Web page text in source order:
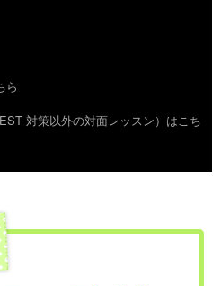
ら
対策以外の対面レッスン）はこち